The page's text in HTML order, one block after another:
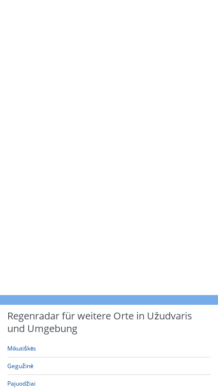
Regenradar für weitere Orte in Užudvaris
und Umgebung
Mikutiškės
Gegužinė
Pajuodžiai